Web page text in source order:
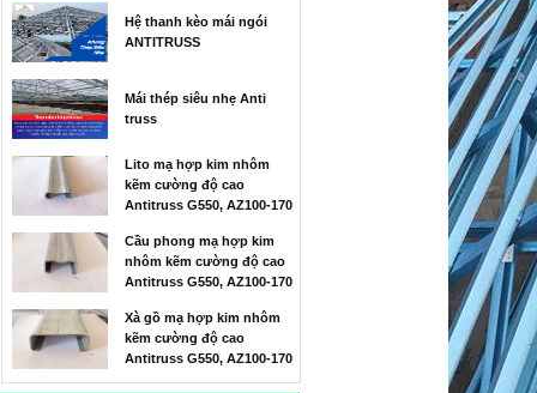
tại vinh
siêu nhẹ cho gia đình chị Hà ở Yên Thành
Nghệ An
Thi công mái nhà siêu nhẹ
tại Hà Tĩnh
Cung cấp
kẽm siêu
nhẹ cho nhà A Long tại Hà Tĩnh
Thi công mái nhà siêu nhẹ
cho A Hoàng tại Diên Châu
Công trình
thi công
mái nhà
Hệ thanh kèo mái ngói
ANTITRUSS
Mái thép siêu nhẹ Anti
truss
Lito mạ hợp kim nhôm
kẽm cường độ cao
Antitruss G550, AZ100-170
Cầu phong mạ hợp kim
nhôm kẽm cường độ cao
Antitruss G550, AZ100-170
Xà gồ mạ hợp kim nhôm
kẽm cường độ cao
Antitruss G550, AZ100-170